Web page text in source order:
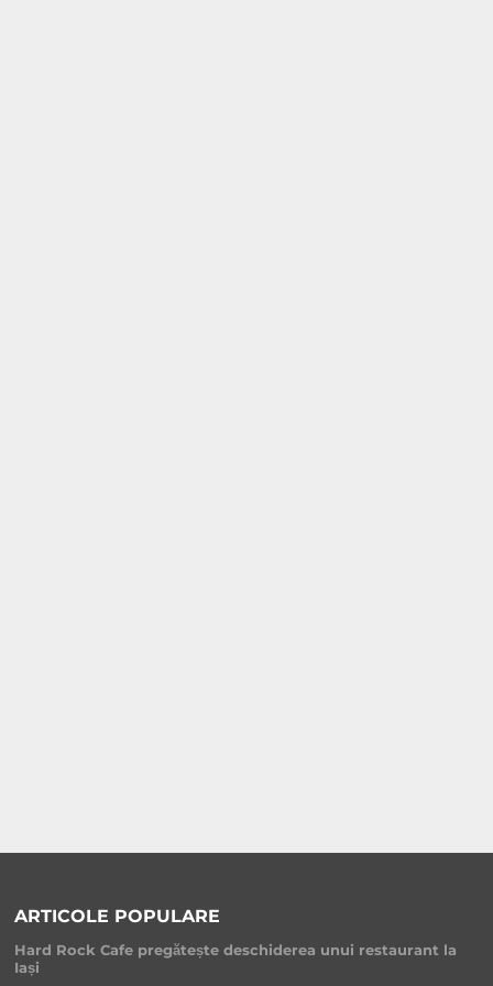
ARTICOLE POPULARE
Hard Rock Cafe pregătește deschiderea unui restaurant la
Iași